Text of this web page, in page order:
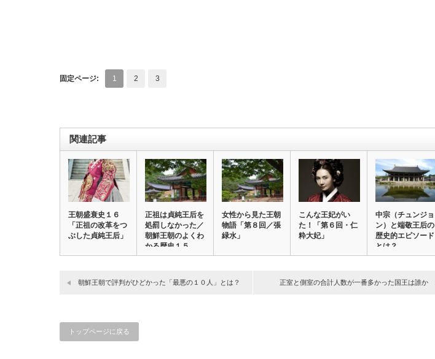
固定ページ: 1 2 3
関連記事
王朝盛衰史１６
「正祖の改革をつ
ぶした貞純王后」
正祖は貞純王后を
処罰しなかった／
朝鮮王朝のよくわ
かる歴史１５
女性から見た王朝
物語「第８回／張
緑水」
こんな王妃がい
た！「第６回・仁
粋大妃」
中宗（チュンジョ
ン）と端敬王后の
歴史的エピソード
とは？
朝鮮王朝で評判がひどかった「最悪の１０人」とは？ 正室と側室の合計人数が一番多かった国王は誰か
トップページに戻る